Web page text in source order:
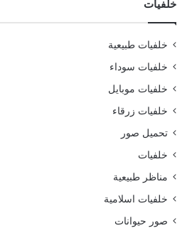
خلفيات
خلفيات طبيعية
خلفيات سوداء
خلفيات موبايل
خلفيات زرقاء
تحميل صور
خلفيات
مناظر طبيعية
خلفيات اسلامية
صور حيوانات